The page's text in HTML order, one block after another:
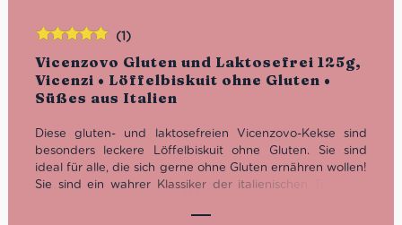
Vicenzovo Gluten und Laktosefrei 125g,
Vicenzi • Löffelbiskuit ohne Gluten •
Süßes aus Italien
(1)
Diese gluten- und laktosefreien Vicenzovo-Kekse sind
besonders leckere Löffelbiskuit ohne Gluten. Sie sind
ideal für alle, die sich gerne ohne Gluten ernähren wollen!
Sie sind ein wahrer Klassiker der italienischen Tradition,
für die Zubereitung von Tiramisù.
mit5.00von
5